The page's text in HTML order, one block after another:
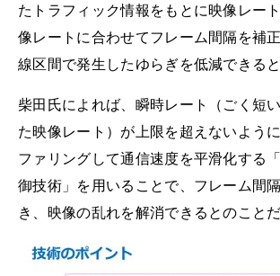
たトラフィック情報をもとに映像レー
像レートに合わせてフレーム間隔を補
線区間で発生したゆらぎを低減できると
柴田氏によれば、瞬時レート（ごく短
た映像レート）が上限を超えないよう
ファリングして通信速度を平滑化する
御技術」を用いることで、フレーム間
き、映像の乱れを解消できるとのことだ